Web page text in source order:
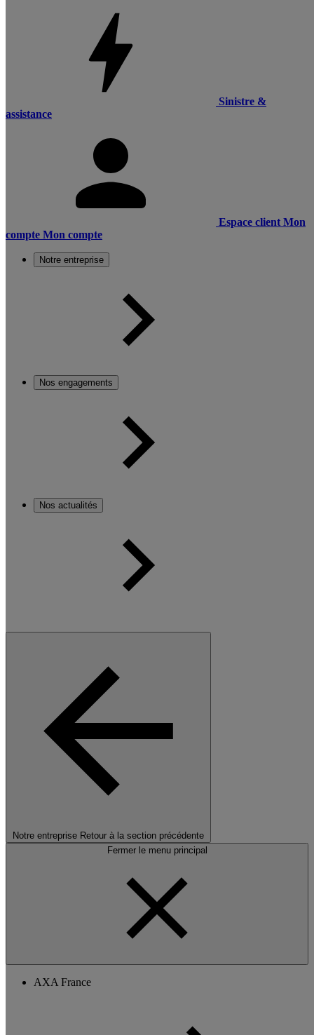
Sinistre &
assistance
Espace client Mon
compte Mon compte
Notre entreprise
Nos engagements
Nos actualités
Notre entreprise Retour à la section précédente
Fermer le menu principal
AXA France